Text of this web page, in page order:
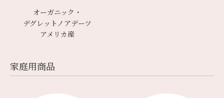
オーガニック・
デグレットノアデーツ
アメリカ産
家庭⽤商品